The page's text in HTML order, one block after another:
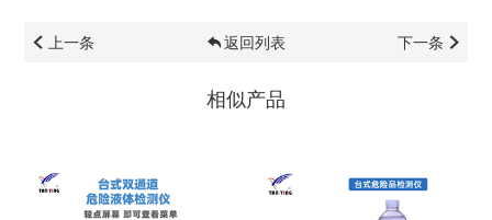
上一条 返回列表 下一条
相似产品